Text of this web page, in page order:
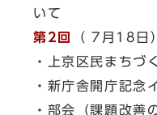
いて
第2回
（ 7月18日
・上京区民まちづ
・新庁舎開庁記念
・部会（課題改善